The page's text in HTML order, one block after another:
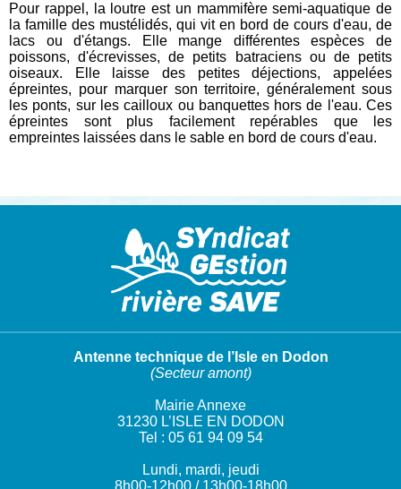
Pour rappel, la loutre est un mammifère semi-aquatique de
la famille des mustélidés, qui vit en bord de cours d'eau, de
lacs ou d'étangs. Elle mange différentes espèces de
poissons, d'écrevisses, de petits batraciens ou de petits
oiseaux. Elle laisse des petites déjections, appelées
épreintes, pour marquer son territoire, généralement sous
les ponts, sur les cailloux ou banquettes hors de l'eau. Ces
épreintes sont plus facilement repérables que les
empreintes laissées dans le sable en bord de cours d'eau.
Antenne technique de l’Isle en Dodon
(Secteur amont)
Mairie Annexe
31230 L’ISLE EN DODON
Tel : 05 61 94 09 54
Lundi, mardi, jeudi
8h00-12h00 / 13h00-18h00